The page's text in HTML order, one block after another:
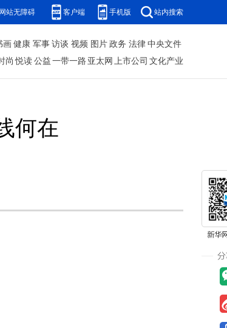
网站无障碍 客户端 手机版 站内搜索
画 健康 军事 访谈 视频 图片 政务 法律 中央文件
尚 悦读 公益 一带一路 亚太网 上市公司 文化产业
何在